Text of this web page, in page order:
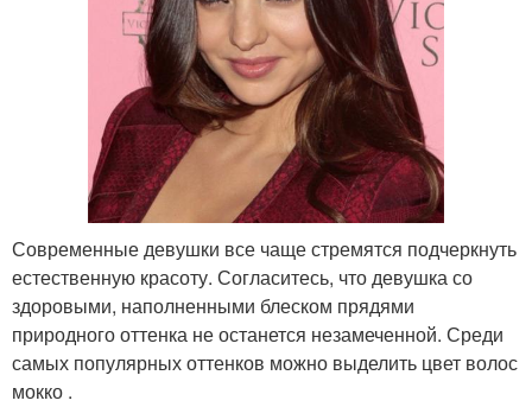
Современные девушки все чаще стремятся подчеркнуть
естественную красоту. Согласитесь, что девушка со
здоровыми, наполненными блеском прядями
природного оттенка не останется незамеченной. Среди
самых популярных оттенков можно выделить цвет волос
мокко .